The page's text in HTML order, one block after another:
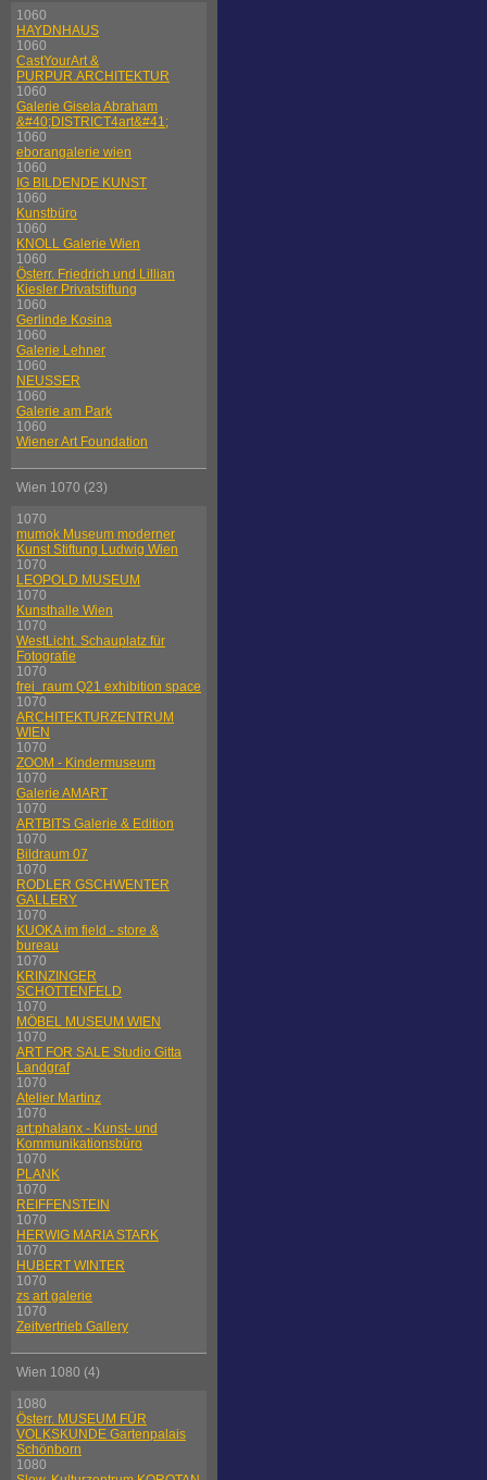
1060
HAYDNHAUS
1060
CastYourArt &
PURPUR.ARCHITEKTUR
1060
Galerie Gisela Abraham
&#40;DISTRICT4art&#41;
1060
eborangalerie wien
1060
IG BILDENDE KUNST
1060
Kunstbüro
1060
KNOLL Galerie Wien
1060
Österr. Friedrich und Lillian
Kiesler Privatstiftung
1060
Gerlinde Kosina
1060
Galerie Lehner
1060
NEUSSER
1060
Galerie am Park
1060
Wiener Art Foundation
Wien 1070 (23)
1070
mumok Museum moderner
Kunst Stiftung Ludwig Wien
1070
LEOPOLD MUSEUM
1070
Kunsthalle Wien
1070
WestLicht. Schauplatz für
Fotografie
1070
frei_raum Q21 exhibition space
1070
ARCHITEKTURZENTRUM
WIEN
1070
ZOOM - Kindermuseum
1070
Galerie AMART
1070
ARTBITS Galerie & Edition
1070
Bildraum 07
1070
RODLER GSCHWENTER
GALLERY
1070
KUOKA im field - store &
bureau
1070
KRINZINGER
SCHOTTENFELD
1070
MÖBEL MUSEUM WIEN
1070
ART FOR SALE Studio Gitta
Landgraf
1070
Atelier Martinz
1070
art:phalanx - Kunst- und
Kommunikationsbüro
1070
PLANK
1070
REIFFENSTEIN
1070
HERWIG MARIA STARK
1070
HUBERT WINTER
1070
zs art galerie
1070
Zeitvertrieb Gallery
Wien 1080 (4)
1080
Österr. MUSEUM FÜR
VOLKSKUNDE Gartenpalais
Schönborn
1080